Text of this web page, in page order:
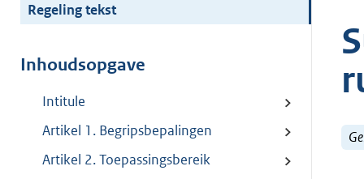
Regeling tekst
Inhoudsopgave
Intitule
Artikel 1. Begripsbepalingen
Artikel 2. Toepassingsbereik